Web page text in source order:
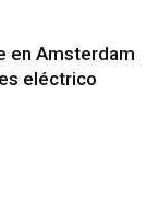
en Amsterdam
eléctrico